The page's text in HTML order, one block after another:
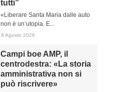
tutti”
«Liberare Santa Maria dalle auto
non è un’utopia. E...
8 Agosto 2026
Campi boe AMP, il
centrodestra: «La storia
amministrativa non si
può riscrivere»